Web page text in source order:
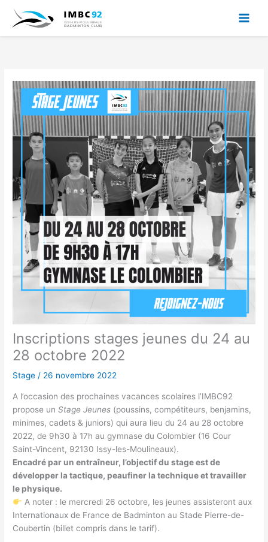
Inscriptions stages jeunes du 24 au
28 octobre 2022
Stage / 26 novembre 2022
A l’occasion des prochaines vacances scolaires l’IMBC92
propose unStage Jeunes (poussins, compétiteurs, benjamins,
minimes, cadets & juniors) qui aura lieu du 24 au 28 octobre
2022, de 9h30 à 17h au gymnase du Colombier (16 Cour
Saint-Vincent, 92130 Issy-les-Moulineaux).
Encadré par un entraîneur, l’objectif du stage est de
développer la tactique, peaufiner la technique et travailler
le physique.
A noter : le mercredi 26 octobre, les jeunes assisteront aux
Internationaux de France de Badminton au Stade Pierre-de-
Coubertin (billet compris dans le tarif).